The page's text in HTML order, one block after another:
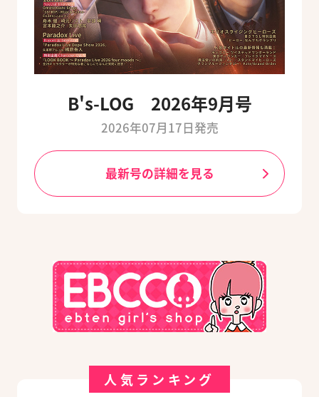
B's-LOG 2026年9月号
2026年07月17日発売
最新号の詳細を見る
人気ランキング